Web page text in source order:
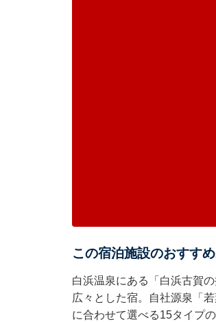
この宿泊施設のおすす
白浜温泉にある「白浜古賀
広々とした宿。自社源泉「
に合わせて選べる15タイプ